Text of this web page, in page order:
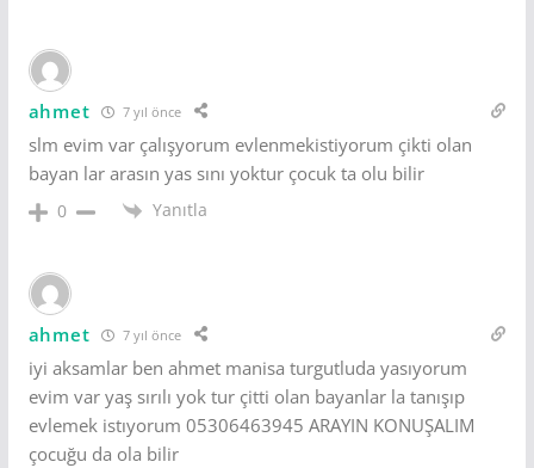
ahmet 7 yıl önce
slm evim var çalışyorum evlenmekistiyorum çikti olan
bayan lar arasın yas sını yoktur çocuk ta olu bilir
0 Yanıtla
ahmet 7 yıl önce
iyi aksamlar ben ahmet manisa turgutluda yasıyorum
evim var yaş sırılı yok tur çitti olan bayanlar la tanışıp
evlemek istıyorum 05306463945 ARAYIN KONUŞALIM
çocuğu da ola bilir